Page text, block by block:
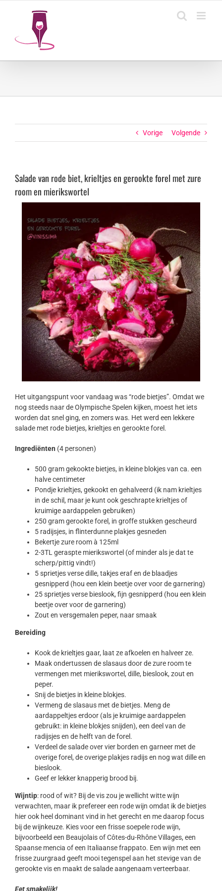
Vorige Volgende
Salade van rode biet, krieltjes en gerookte forel met zure
room en mierikswortel
Het uitgangspunt voor vandaag was “rode bietjes”. Omdat we
nog steeds naar de Olympische Spelen kijken, moest het iets
worden dat snel ging, en zomers was. Het werd een lekkere
salade met rode bietjes, krieltjes en gerookte forel.
Ingrediënten (4 personen)
500 gram gekookte bietjes, in kleine blokjes van ca. een
halve centimeter
Pondje krieltjes, gekookt en gehalveerd (ik nam krieltjes
in de schil, maar je kunt ook geschrapte krieltjes of
kruimige aardappelen gebruiken)
250 gram gerookte forel, in groffe stukken gescheurd
5 radijsjes, in flinterdunne plakjes gesneden
Bekertje zure room à 125ml
2-3TL geraspte mierikswortel (of minder als je dat te
scherp/pittig vindt!)
5 sprietjes verse dille, takjes eraf en de blaadjes
gesnipperd (hou een klein beetje over voor de garnering)
25 sprietjes verse bieslook, fijn gesnipperd (hou een klein
beetje over voor de garnering)
Zout en versgemalen peper, naar smaak
Bereiding
Kook de krieltjes gaar, laat ze afkoelen en halveer ze.
Maak ondertussen de slasaus door de zure room te
vermengen met mierikswortel, dille, bieslook, zout en
peper.
Snij de bietjes in kleine blokjes.
Vermeng de slasaus met de bietjes. Meng de
aardappeltjes erdoor (als je kruimige aardappelen
gebruikt: in kleine blokjes snijden), een deel van de
radijsjes en de helft van de forel.
Verdeel de salade over vier borden en garneer met de
overige forel, de overige plakjes radijs en nog wat dille en
bieslook.
Geef er lekker knapperig brood bij.
Wijntip: rood of wit? Bij de vis zou je wellicht witte wijn
verwachten, maar ik prefereer een rode wijn omdat ik de bietjes
hier ook heel dominant vind in het gerecht en me daarop focus
bij de wijnkeuze. Kies voor een frisse soepele rode wijn,
bijvoorbeeld een Beaujolais of Côtes-du-Rhône Villages, een
Spaanse mencia of een Italiaanse frappato. Een wijn met een
frisse zuurgraad geeft mooi tegenspel aan het stevige van de
gerookte vis en maakt de salade aangenaam verteerbaar.
Eet smakelijk!